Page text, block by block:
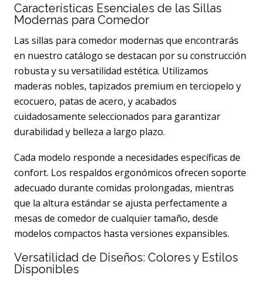
Características Esenciales de las Sillas
Modernas para Comedor
Las sillas para comedor modernas que encontrarás
en nuestro catálogo se destacan por su construcción
robusta y su versatilidad estética. Utilizamos
maderas nobles, tapizados premium en terciopelo y
ecocuero, patas de acero, y acabados
cuidadosamente seleccionados para garantizar
durabilidad y belleza a largo plazo.
Cada modelo responde a necesidades específicas de
confort. Los respaldos ergonómicos ofrecen soporte
adecuado durante comidas prolongadas, mientras
que la altura estándar se ajusta perfectamente a
mesas de comedor de cualquier tamaño, desde
modelos compactos hasta versiones expansibles.
Versatilidad de Diseños: Colores y Estilos
Disponibles